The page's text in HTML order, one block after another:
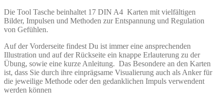
Die Tool Tasche beinhaltet 17 DIN A4 Karten mit vielfältigen
Bilder, Impulsen und Methoden zur Entspannung und Regulation
von Gefühlen.
Auf der Vorderseite findest Du ist immer eine ansprechenden
Illustration und auf der Rückseite ein knappe Erlauterung zu der
Übung, sowie eine kurze Anleitung. Das Besondere an den Karten
ist, dass Sie durch ihre einprägsame Visualierung auch als Anker für
die jeweilige Methode oder den gedanklichen Impuls verwendent
werden können